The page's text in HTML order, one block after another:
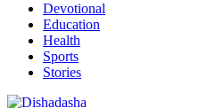
Devotional
Education
Health
Sports
Stories